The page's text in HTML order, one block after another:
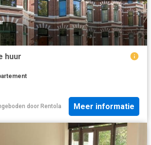
huur
door Rentola Meer informatie